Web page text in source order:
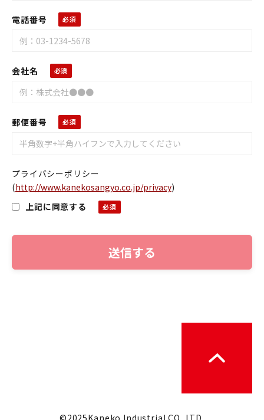
電話番号
会社名
郵便番号
プライバシーポリシー
(http://www.kanekosangyo.co.jp/privacy)
上記に同意する
©2025Kaneko Industrial CO.,LTD.